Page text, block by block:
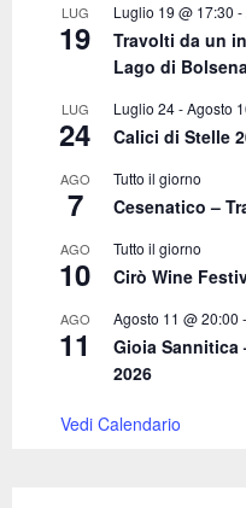
LUG
19
Luglio 19 @ 17:30 -
Travolti da un
Lago di
LUG
24
Luglio 24-Agosto
Calici di Stelle
AGO
7
Tutto il giorno
Cesenatico –
AGO
10
Tutto il giorno
Cirò Wine
AGO
11
Agosto 11 @ 20:00 -
Gioia Sannitica
2026
Vedi Calendario